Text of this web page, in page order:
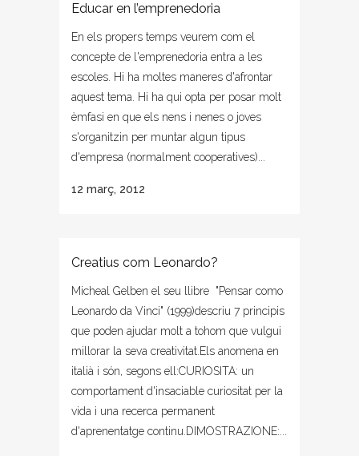
Educar en l’emprenedoria
En els propers temps veurem com el
concepte de l'emprenedoria entra a les
escoles. Hi ha moltes maneres d'afrontar
aquest tema. Hi ha qui opta per posar molt
èmfasi en que els nens i nenes o joves
s'organitzin per muntar algun tipus
d'empresa (normalment cooperatives)...
12 març, 2012
Creatius com Leonardo?
Micheal Gelben el seu llibre "Pensar como
Leonardo da Vinci" (1999)descriu 7 principis
que poden ajudar molt a tohom que vulgui
millorar la seva creativitat.Els anomena en
italià i són, segons ell:CURIOSITA: un
comportament d'insaciable curiositat per la
vida i una recerca permanent
d'aprenentatge continu.DIMOSTRAZIONE:...